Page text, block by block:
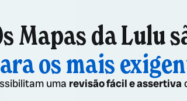
Mapas da Lulu
os mais
uma revisão fácil e assertiva